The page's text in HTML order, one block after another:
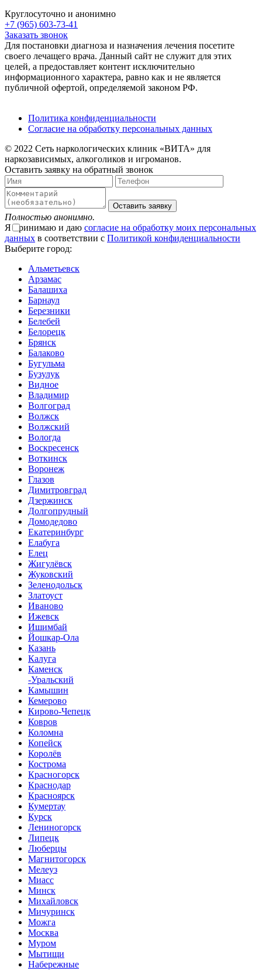
Круглосуточно и анонимно
+7 (965) 603-73-41
Заказать звонок
Для постановки диагноза и назначения лечения посетите
своего лечащего врача. Данный сайт не служит для этих
целей, а предоставляет контент исключительно
информационного характера, равно как и не является
публичной офертой, определяемой законом РФ.
Политика конфиденциальности
Согласие на обработку персональных данных
© 2022 Сеть наркологических клиник «ВИТА» для
наркозависимых, алкоголиков и игроманов.
Оставить заявку на обратный звонок
Оставить заявку
Полностью анонимно.
Я принимаю и даю согласие на обработку моих персональных
данных в соответствии с Политикой конфиденциальности
Выберите город:
Альметьевск
Арзамас
Балашиха
Барнаул
Березники
Белебей
Белорецк
Брянск
Балаково
Бугульма
Бузулук
Видное
Владимир
Волгоград
Волжск
Волжский
Вологда
Воскресенск
Воткинск
Воронеж
Глазов
Димитровград
Дзержинск
Долгопрудный
Домодедово
Екатеринбург
Елабуга
Елец
Жигулёвск
Жуковский
Зеленодольск
Златоуст
Иваново
Ижевск
Ишимбай
Йошкар-Ола
Казань
Калуга
Каменск
-Уральский
Камышин
Кемерово
Кирово-Чепецк
Ковров
Коломна
Копейск
Королёв
Кострома
Красногорск
Краснодар
Красноярск
Кумертау
Курск
Лениногорск
Липецк
Люберцы
Магнитогорск
Мелеуз
Миасс
Минск
Михайловск
Мичуринск
Можга
Москва
Муром
Мытищи
Набережные